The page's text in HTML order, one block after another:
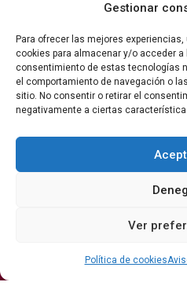
Gestionar
Para ofrecer las mejores
cookies para almacenar y/o acceder a
consentimiento de estas tecnologías
el comportamiento de navegación o
sitio. No consentir o retirar el
negativamente a ciertas
Ver
Política de cookies
La revista del vino y la gastronomía.